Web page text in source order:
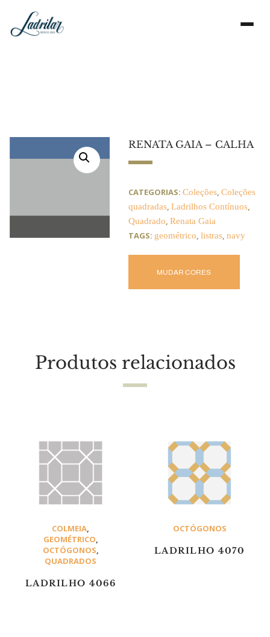
RENATA GAIA – CALHA
CATEGORIAS: Coleções, Coleções
quadradas, Ladrilhos Contínuos,
Quadrado, Renata Gaia
TAGS: geométrico, listras, navy
MUDAR CORES
Produtos relacionados
COLMEIA
GEOMÉTRICO
OCTÓGONOS
QUADRADOS
LADRILHO 4066
OCTÓGONOS
LADRILHO 4070